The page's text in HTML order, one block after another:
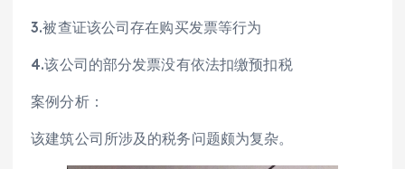
3.被查证该公司存在购买发票等行为
4.该公司的部分发票没有依法扣缴预扣税
案例分析：
该建筑公司所涉及的税务问题颇为复杂。